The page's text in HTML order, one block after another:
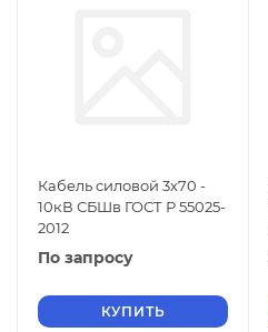
Кабель силовой 3х70 -
10кВ СБШв ГОСТ Р 55025-
2012
По запросу
КУПИТЬ